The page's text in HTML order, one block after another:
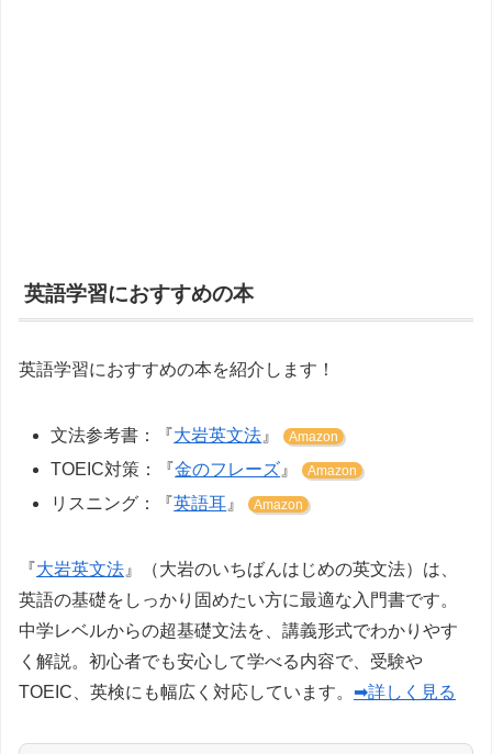
英語学習におすすめの本
英語学習におすすめの本を紹介します！
文法参考書：『大岩英文法 』 Amazon
TOEIC対策：『金のフレーズ 』 Amazon
リスニング：『英語耳』 Amazon
『大岩英文法』（大岩のいちばんはじめの英文法）は、
英語の基礎をしっかり固めたい方に最適な入門書です。
中学レベルからの超基礎文法を、講義形式でわかりやす
く解説。初心者でも安心して学べる内容で、受験や
TOEIC、英検にも幅広く対応しています。 ➡詳しく見る